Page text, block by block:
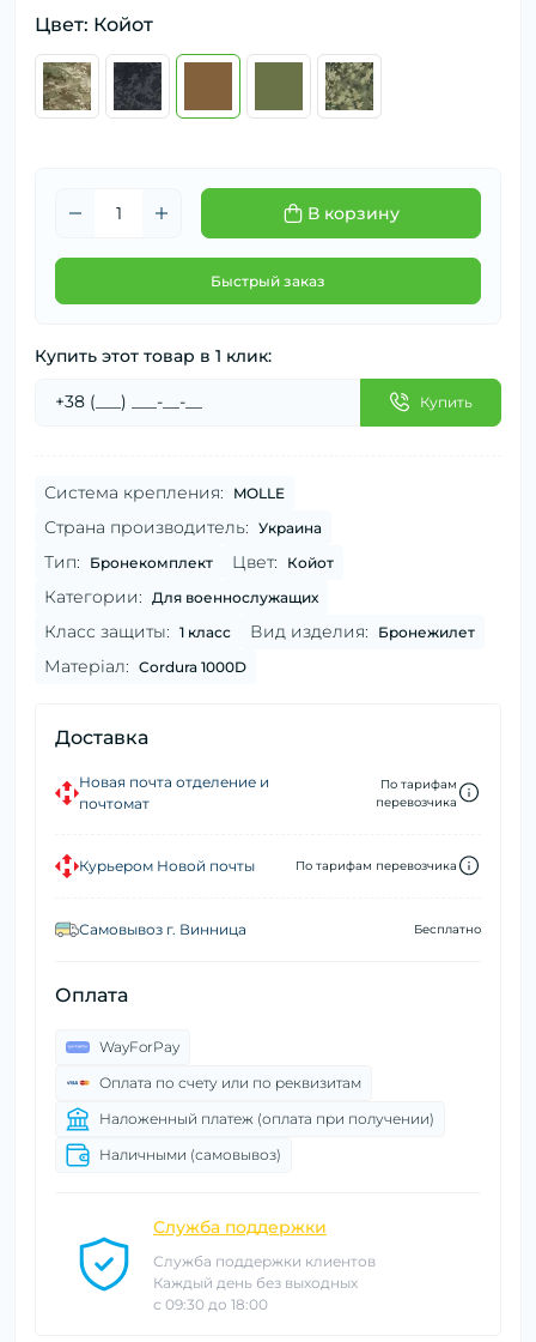
Цвет: Койот
В корзину
Быстрый заказ
Купить этот товар в 1 клик:
Купить
Система крепления: MOLLE
Страна производитель: Украина
Тип: Бронекомплект Цвет: Койот
Категории: Для военнослужащих
Класс защиты: 1 класс Вид изделия: Бронежилет
Матеріал: Cordura 1000D
Доставка
Новая почта отделение и
почтомат
По тарифам
перевозчика
Курьером Новой почты По тарифам перевозчика
Самовывоз г. Винница Бесплатно
Оплата
WayForPay
Оплата по счету или по реквизитам
Наложенный платеж (оплата при получении)
Наличными (самовывоз)
Служба поддержки
Служба поддержки клиентов
Каждый день без выходных
с 09:30 до 18:00